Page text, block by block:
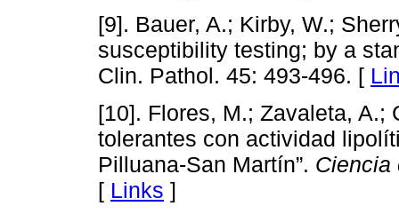
[9]. Bauer, A.; Kirby, W.;
susceptibility testing; by a
Clin. Pathol. 45: 493-496. [
[10]. Flores, M.; Zavaleta, A.;
tolerantes con actividad
Pilluana-San Martín”. Ciencia
[ Links ]